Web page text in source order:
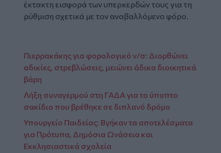
έκτακτη εισφορά των υπερκερδών τους για τη
ρύθμιση σχετικά με τον αναβαλλόμενο φόρο.
Πιερρακάκης για φορολογικό ν/σ: Διορθώνει
αδικίες, στρεβλώσεις, μειώνει άδικα διοικητικά
βάρη
Λήξη συναγερμού στη ΓΑΔΑ για το ύποπτο
σακίδιο που βρέθηκε σε διπλανό δρόμο
Υπουργείο Παιδείας: Βγήκαν τα αποτελέσματα
για Πρότυπα, Δημόσια Ωνάσεια και
Εκκλησιαστικά σχολεία